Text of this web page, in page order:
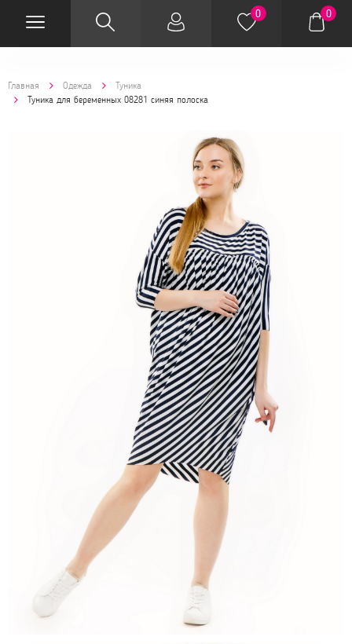
0 0
Главная Одежда
Туника
Туника для беременных 08281 синяя полоска